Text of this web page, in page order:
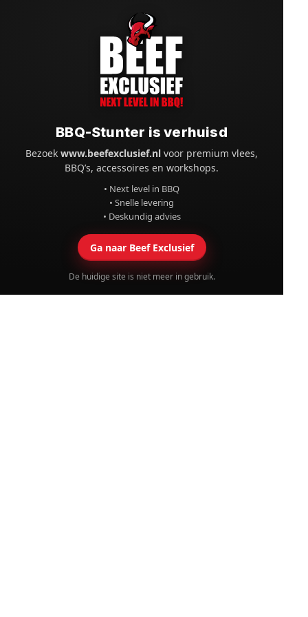
BBQ-Stunter is verhuisd
Bezoekwww.beefexclusief.nl voor premium vlees,
BBQ’s, accessoires en workshops.
• Next level in BBQ
• Snelle levering
• Deskundig advies
Ga naar Beef Exclusief
De huidige site is niet meer in gebruik.